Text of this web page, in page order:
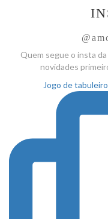
Quem segue o insta
novidades
Jogo de